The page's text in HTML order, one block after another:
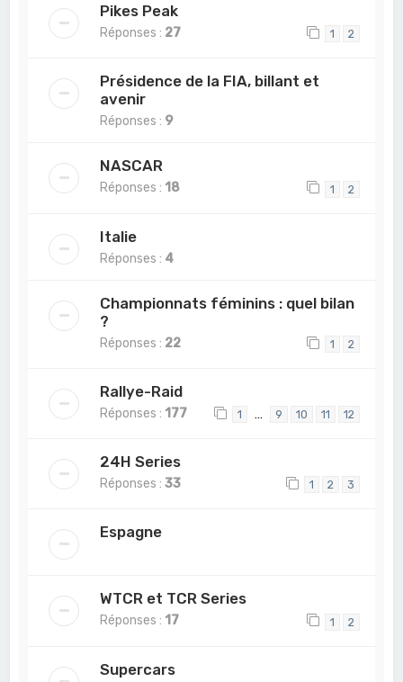
Pikes Peak
Réponses : 27 1 2
Présidence de la FIA, billant et
avenir
Réponses : 9
NASCAR
Réponses : 18 1 2
Italie
Réponses : 4
Championnats féminins : quel bilan
?
Réponses : 22 1 2
Rallye-Raid
Réponses : 177 1 … 9 10 11 12
24H Series
Réponses :33 1 2 3
Espagne
WTCR et TCR Series
Réponses : 17 1 2
Supercars